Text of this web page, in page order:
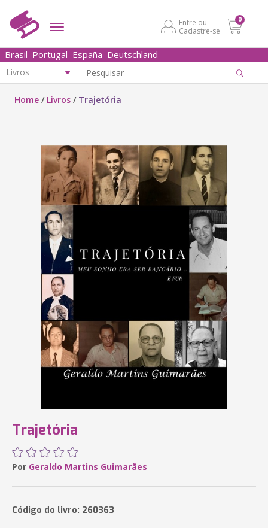
Entre ou
Cadastre-se
0
Brasil Portugal España Deutschland
Home / Livros / Trajetória
Trajetória
Por Geraldo Martins Guimarães
Código do livro: 260363